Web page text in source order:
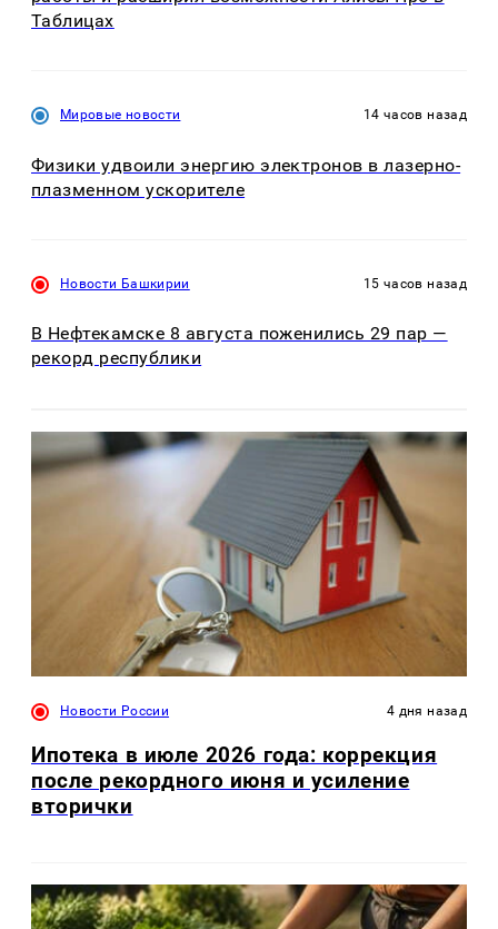
Таблицах
Мировые новости 14 часов назад
Физики удвоили энергию электронов в лазерно-
плазменном ускорителе
Новости Башкирии 15 часов назад
В Нефтекамске 8 августа поженились 29 пар —
рекорд республики
Новости России 4 дня назад
Ипотека в июле 2026 года: коррекция
после рекордного июня и усиление
вторички